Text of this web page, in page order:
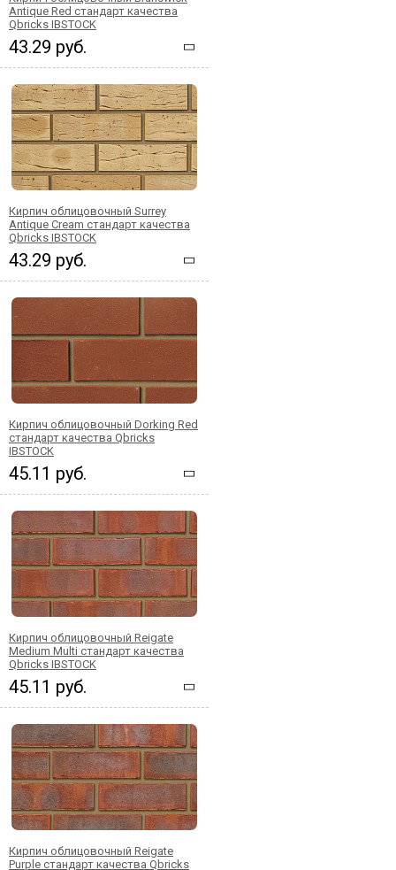
Antique Red стандарт качества
Qbricks IBSTOCK
43.29 руб.
Кирпич облицовочный Surrey
Antique Cream стандарт качества
Qbricks IBSTOCK
43.29 руб.
Кирпич облицовочный Dorking Red
стандарт качества Qbricks
IBSTOCK
45.11 руб.
Кирпич облицовочный Reigate
Medium Multi стандарт качества
Qbricks IBSTOCK
45.11 руб.
Кирпич облицовочный Reigate
Purple стандарт качества Qbricks